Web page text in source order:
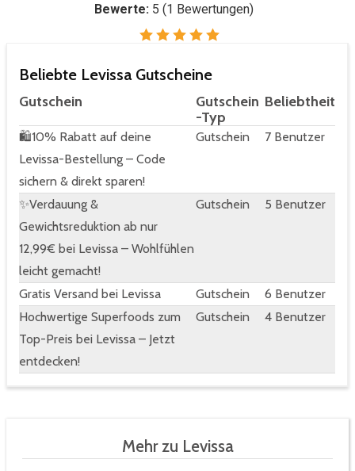
Bewerte: 5 (1 Bewertungen)
Beliebte Levissa Gutscheine
Gutschein
Gutschein
-Typ
Beliebtheit
🛍️10% Rabatt auf deine
Levissa-Bestellung – Code
sichern & direkt sparen!
Gutschein 7 Benutzer
✨Verdauung &
Gewichtsreduktion ab nur
12,99€ bei Levissa – Wohlfühlen
leicht gemacht!
Gutschein 5 Benutzer
Gratis Versand bei Levissa Gutschein
6 Benutzer
Hochwertige Superfoods zum
Top-Preis bei Levissa – Jetzt
entdecken!
Gutschein 4 Benutzer
Mehr zu Levissa